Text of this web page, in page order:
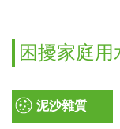
困擾家庭用
泥沙雜質